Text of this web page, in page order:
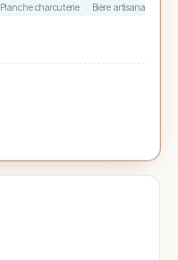
Planche charcuterie Bière artisanale